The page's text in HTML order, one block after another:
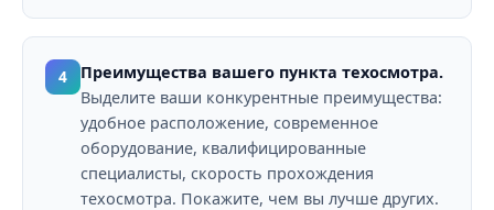
4
Преимущества вашего пункта техосмотра.
Выделите ваши конкурентные преимущества:
удобное расположение, современное
оборудование, квалифицированные
специалисты, скорость прохождения
техосмотра. Покажите, чем вы лучше других.